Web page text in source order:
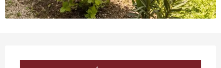
OUVERTURE ET